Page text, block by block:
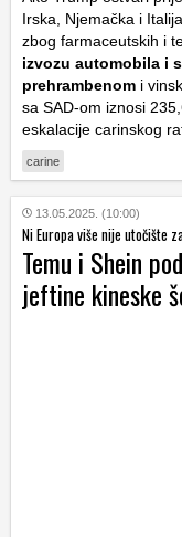
Irska, Njemačka i
zbog farmaceutskih i
izvozu automobila i
prehrambenom i
sa SAD-om iznosi
eskalacije carinskog
carine
13.05.2025. (10:00)
Ni Europa više nije utočište
Temu i Shein
jeftine kineske